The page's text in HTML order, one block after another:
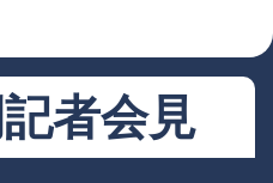
者会見